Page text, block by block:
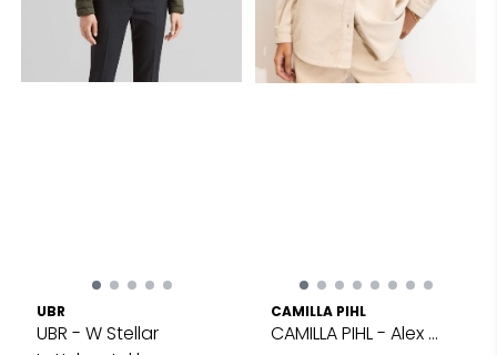
UBR
UBR - W Stellar
CAMILLA PIHL
CAMILLA PIHL - Alex ...